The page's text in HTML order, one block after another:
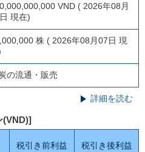
VND ( 2026年08月
現在)
株 ( 2026年08月07日 現
の流通・販売
詳細を読む
(VND)]
税引き前利益 税引き後利益